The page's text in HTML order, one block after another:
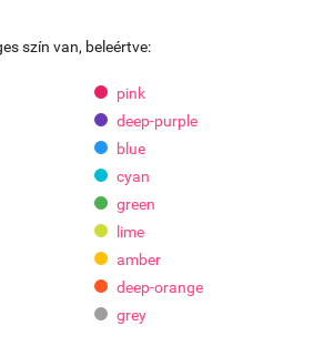
szín van, beleértve:
pink
deep-purple
blue
cyan
green
lime
amber
deep-orange
grey